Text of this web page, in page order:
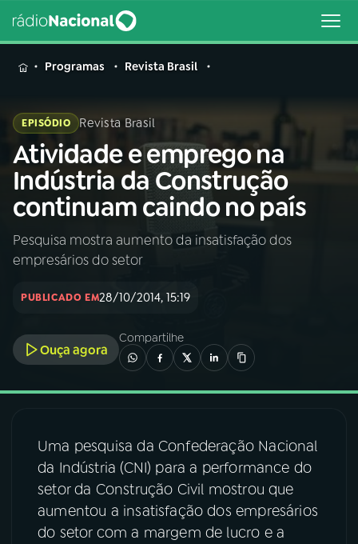
MENU
Buscar
na
Rádio
Nacional
Buscar
AO VIVO
INÍCIO
A RÁDIO
03PROGRAMAÇÃO
04PROGRAMAS
PODCASTS
Programas Revista Brasil
EPISÓDIO Revista Brasil
Atividade e emprego na
Indústria da Construção
continuam caindo no país
Pesquisa mostra aumento da insatisfação dos
empresários do setor
PUBLICADO EM28/10/2014, 15:19
Ouça agora
Compartilhe
Uma pesquisa da Confederação Nacional
da Indústria (CNI) para a performance do
setor da Construção Civil mostrou que
aumentou a insatisfação dos empresários
do setor com a margem de lucro e a